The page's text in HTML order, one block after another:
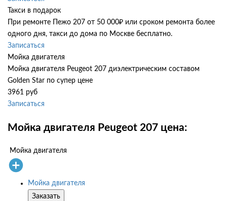
Такси в подарок
При ремонте Пежо 207 от 50 000₽ или сроком ремонта более
одного дня, такси до дома по Москве бесплатно.
Записаться
Мойка двигателя
Мойка двигателя Peugeot 207 диэлектрическим составом
Golden Star по супер цене
3961 руб
Записаться
Мойка двигателя Peugeot 207 цена:
Мойка двигателя
Мойка двигателя
Заказать